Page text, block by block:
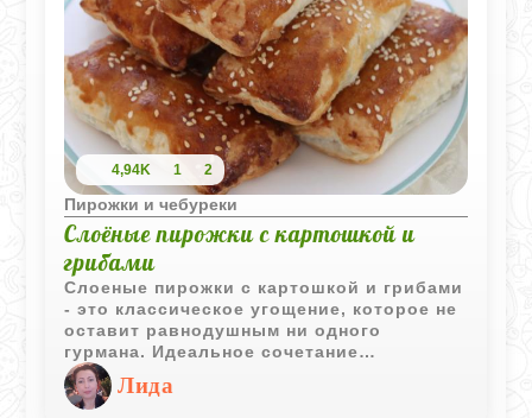
4,94K 1 2
Пирожки и чебуреки
Слоёные пирожки с картошкой и
грибами
Слоеные пирожки с картошкой и грибами
- это классическое угощение, которое не
оставит равнодушным ни одного
гурмана. Идеальное сочетание
хрустящего теста, ароматной картошки и
сочных грибов. Попробуйте приготовить
Лида